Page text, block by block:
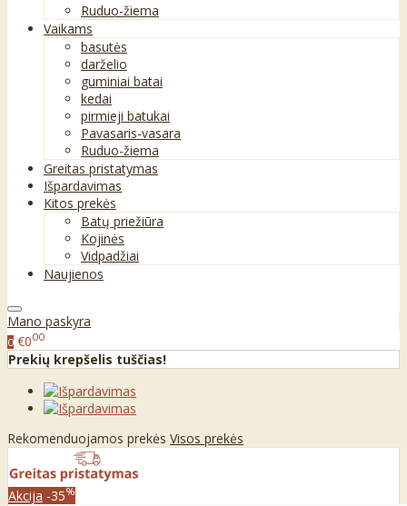
Ruduo-žiema
Vaikams
basutės
darželio
guminiai batai
kedai
pirmieji batukai
Pavasaris-vasara
Ruduo-žiema
Greitas pristatymas
Išpardavimas
Kitos prekės
Batų priežiūra
Kojinės
Vidpadžiai
Naujienos
Mano paskyra
0 €000
Prekių krepšelis tuščias!
Rekomenduojamos prekės Visos prekės
Akcija -35%